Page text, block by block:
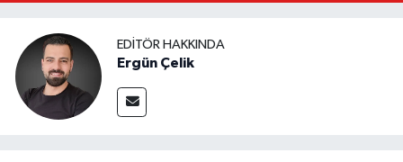
EDITÖR HAKKINDA
Ergün Çelik